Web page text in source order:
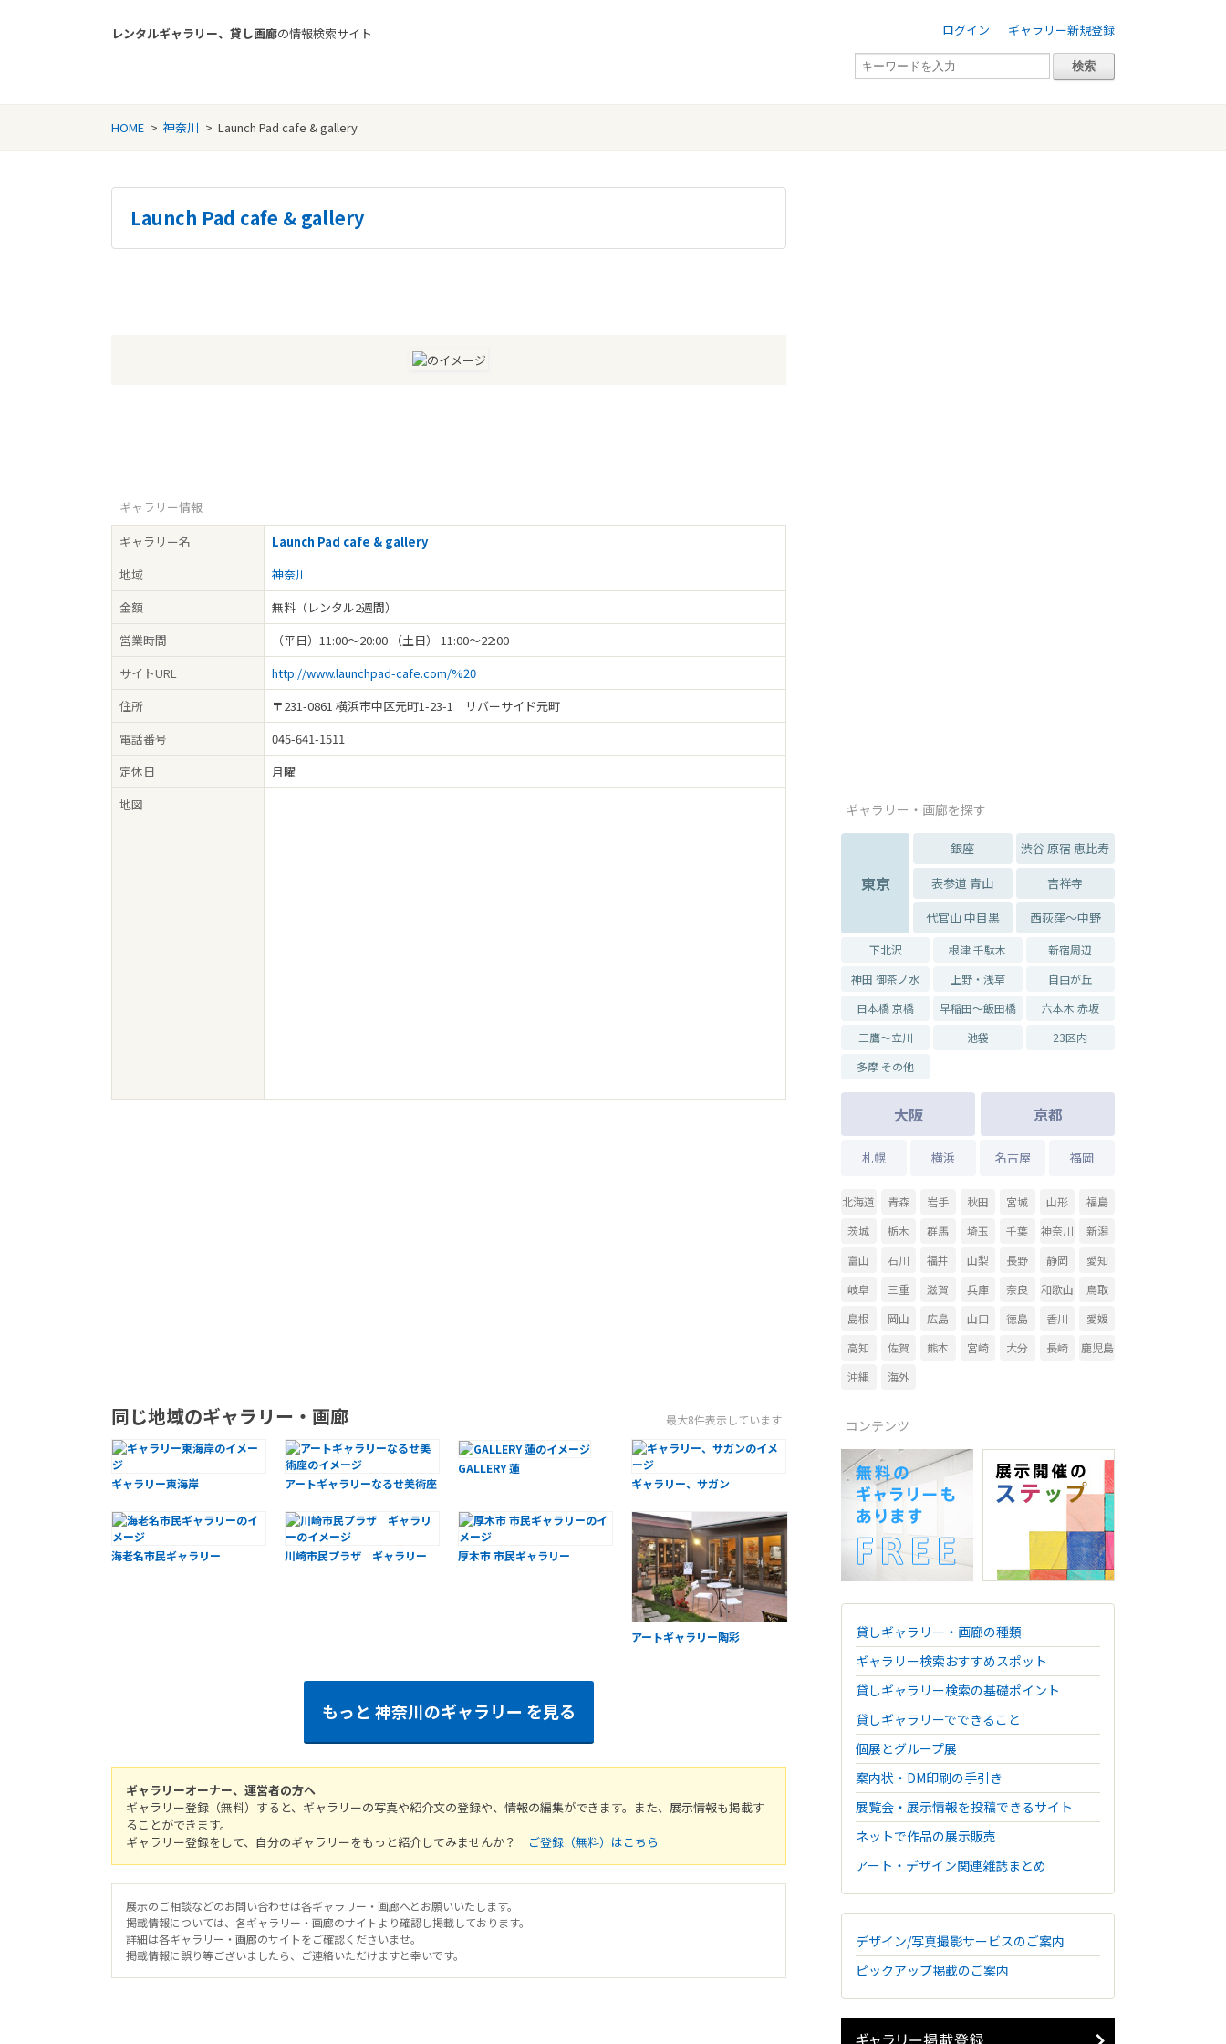
レンタルギャラリー、貸し画廊の情報検索サイト ログイン ギャラリー新規登録
HOME > 神奈川 > Launch Pad cafe & gallery
Launch Pad cafe & gallery
ギャラリー情報
ギャラリー名
Launch Pad cafe & gallery
地域
神奈川
金額
無料（レンタル2週間）
営業時間
（平日）11:00～20:00 （土日） 11:00～22:00
サイトURL
http://www.launchpad-cafe.com/%20
住所
〒231-0861 横浜市中区元町1-23-1 リバーサイド元町
電話番号
045-641-1511
定休日
月曜
地図
同じ地域のギャラリー・画廊 最大8件表示しています
ギャラリー東海岸 アートギャラリーなるせ美術座
GALLERY 蓮
ギャラリー、サガン
海老名市民ギャラリー 川崎市民プラザ ギャラリー 厚木市 市民ギャラリー
アートギャラリー陶彩
もっと 神奈川のギャラリー を見る
ギャラリーオーナー、運営者の方へ
ギャラリー登録（無料）すると、ギャラリーの写真や紹介文の登録や、情報の編集ができます。また、展示情報も掲載す
ることができます。
ギャラリー登録をして、自分のギャラリーをもっと紹介してみませんか？
ご登録（無料）はこちら
展示のご相談などのお問い合わせは各ギャラリー・画廊へとお願いいたします。
掲載情報については、各ギャラリー・画廊のサイトより確認し掲載しております。
詳細は各ギャラリー・画廊のサイトをご確認くださいませ。
掲載情報に誤り等ございましたら、ご連絡いただけますと幸いです。
ギャラリー・画廊を探す
東京
銀座
渋谷 原宿 恵比寿
表参道 青山
吉祥寺
代官山 中目黒
西荻窪～中野
下北沢 根津 千駄木
新宿周辺
神田 御茶ノ水
上野・浅草
自由が丘
日本橋 京橋
早稲田～飯田橋
六本木 赤坂
三鷹～立川
池袋
23区内
多摩 その他
大阪 京都
札幌 横浜 名古屋 福岡
北海道 青森 岩手 秋田 宮城 山形
福島
茨城
栃木 群馬 埼玉 千葉 神奈川
新潟
富山
石川 福井 山梨 長野 静岡
愛知
岐阜
三重 滋賀 兵庫 奈良 和歌山
鳥取
島根
岡山 広島 山口 徳島 香川
愛媛
高知
佐賀 熊本 宮崎 大分 長崎
鹿児島
沖縄
海外
コンテンツ
貸しギャラリー・画廊の種類
ギャラリー検索おすすめスポット
貸しギャラリー検索の基礎ポイント
貸しギャラリーでできること
個展とグループ展
案内状・DM印刷の手引き
展覧会・展示情報を投稿できるサイト
ネットで作品の展示販売
アート・デザイン関連雑誌まとめ
デザイン/写真撮影サービスのご案内
ピックアップ掲載のご案内